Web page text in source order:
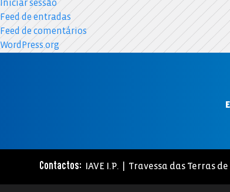
Iniciar sessão
Feed de entradas
Feed de comentários
WordPress.org
Contactos: IAVE I.P. | Travessa das Terras de